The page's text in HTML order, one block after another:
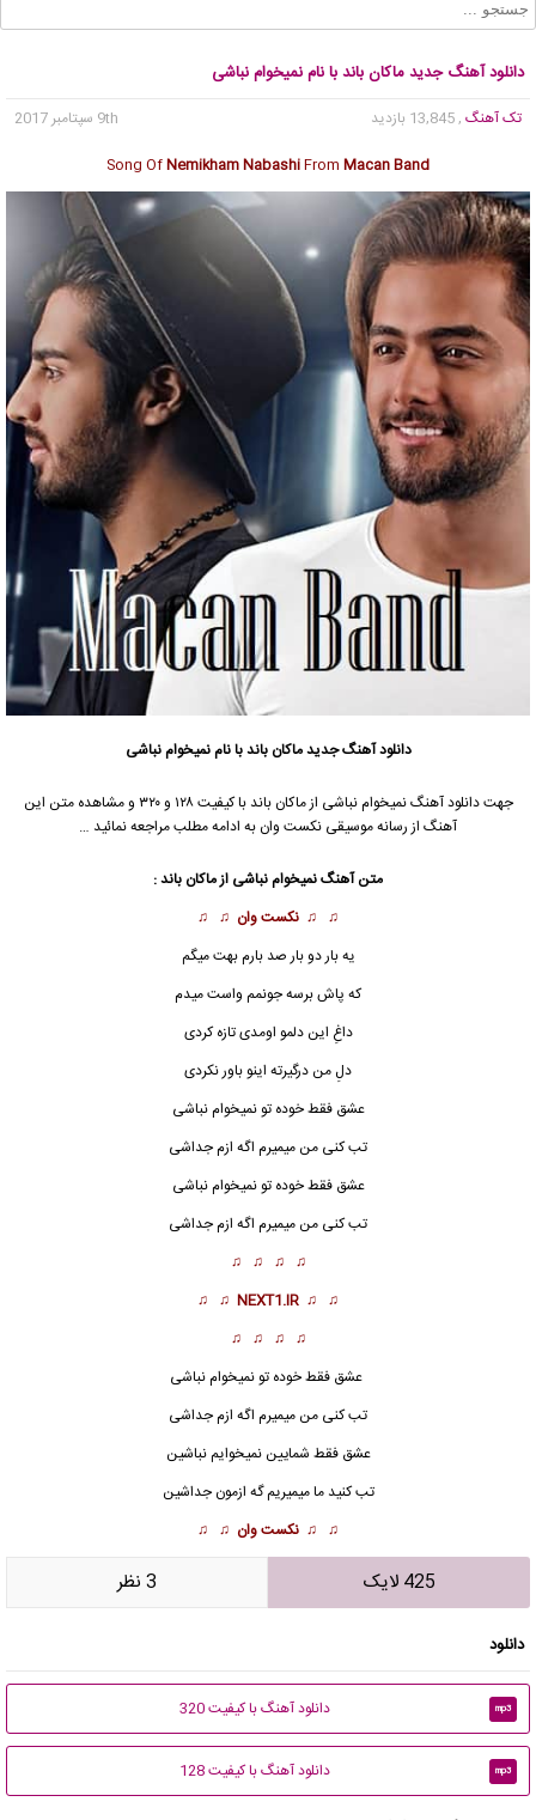
دانلود آهنگ جدید ماکان باند با نام نمیخوام نباشی
تک آهنگ , 13,845 بازدید
9th سپتامبر 2017
Song OfNemikham NabashiFrom Macan Band
دانلود آهنگ جدیدماکان باندبا نام نمیخوام نباشی
جهت دانلود آهنگ نمیخوام نباشی ازماکان باند
با کیفیت ۱۲۸ و ۳۲۰ و مشاهده متن این
آهنگ از رسانه موسیقی نکست وان به ادامه مطلب مراجعه نمائید …
متن آهنگ نمیخوام نباشی ازماکان باند:
♫ ♫ نکست وان ♫ ♫
یه بار دو بار صد بارم بهت میگم
که پاش برسه جونمم واست میدم
داغِ این دلمو اومدی تازه کردی
دلِ من درگیرته اینو باور نکردی
عشق فقط خوده تونمیخوام نباشی
تب کنی من میمیرم اگه ازم جداشی
عشق فقط خوده تو نمیخوام نباشی
تب کنی من میمیرم اگه ازم جداشی
♫ ♫ ♫ ♫
♫ ♫
NEXT1.IR
♫ ♫
♫ ♫ ♫ ♫
عشق فقط خوده تو نمیخوام نباشی
تب کنی من میمیرم اگه ازم جداشی
عشق فقط شمایین نمیخوایم نباشین
تب کنید ما میمیریم گه ازمون جداشین
♫ ♫ نکست وان ♫ ♫
425 لایک 3 نظر
دانلود
mp3 دانلود آهنگ با کیفیت 320
mp3 دانلود آهنگ با کیفیت 128